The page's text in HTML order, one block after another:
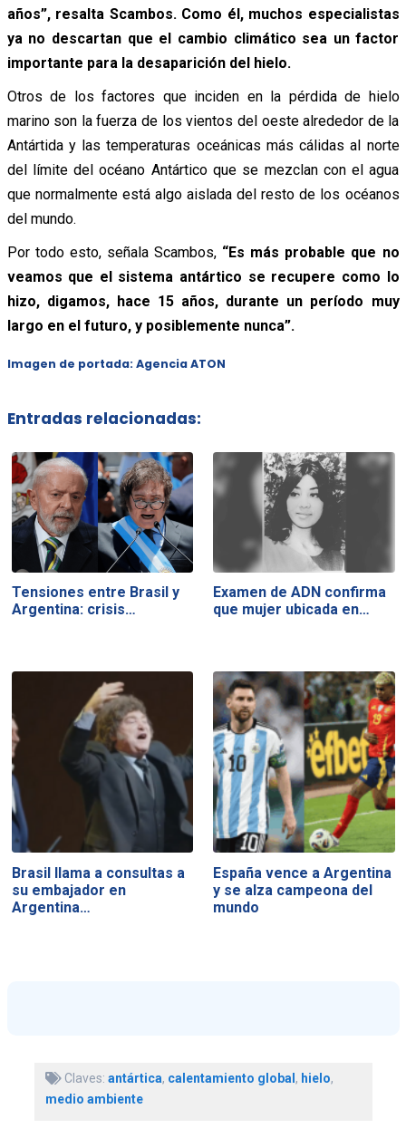
años”, resalta Scambos. Como él, muchos especialistas
ya no descartan que el cambio climático sea un factor
importante para la desaparición del hielo.
Otros de los factores que inciden en la pérdida de hielo
marino son la fuerza de los vientos del oeste alrededor de la
Antártida y las temperaturas oceánicas más cálidas al norte
del límite del océano Antártico que se mezclan con el agua
que normalmente está algo aislada del resto de los océanos
del mundo.
Por todo esto, señala Scambos, “Es más probable que no
veamos que el sistema antártico se recupere como lo
hizo, digamos, hace 15 años, durante un período muy
largo en el futuro, y posiblemente nunca”.
Imagen de portada: Agencia ATON
Entradas relacionadas:
Tensiones entre Brasil y
Argentina: crisis…
Examen de ADN confirma
que mujer ubicada en…
Brasil llama a consultas a
su embajador en
Argentina…
España vence a Argentina
y se alza campeona del
mundo
Claves: antártica, calentamiento global , hielo,
medio ambiente